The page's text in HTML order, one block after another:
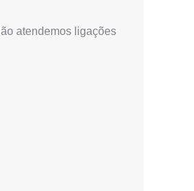
atendemos ligações